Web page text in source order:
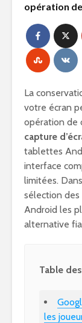
opération
La
votre écran
opération de
capture
tablettes
interface
limitées.
sélection des
Android les
alternative
Table
les